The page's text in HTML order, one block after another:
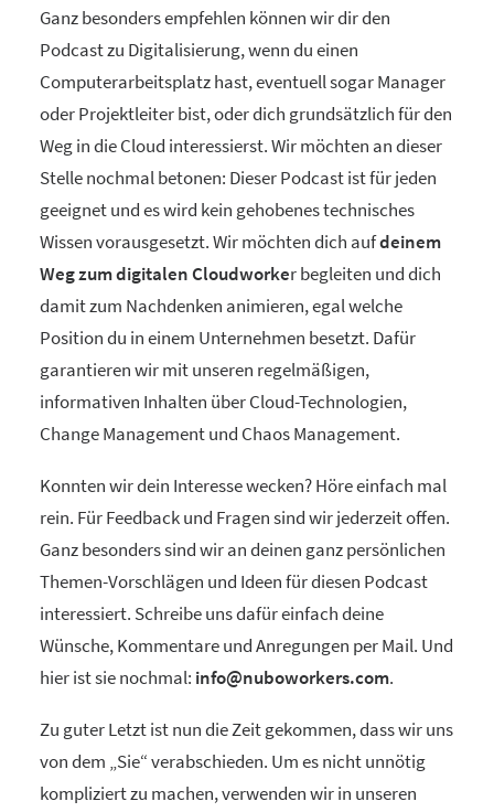
Ganz besonders empfehlen können wir dir den
Podcast zu Digitalisierung, wenn du einen
Computerarbeitsplatz hast, eventuell sogar Manager
oder Projektleiter bist, oder dich grundsätzlich für den
Weg in die Cloud interessierst. Wir möchten an dieser
Stelle nochmal betonen: Dieser Podcast ist für jeden
geeignet und es wird kein gehobenes technisches
Wissen vorausgesetzt. Wir möchten dich aufdeinem
Weg zum digitalen Cloudworker begleiten und dich
damit zum Nachdenken animieren, egal welche
Position du in einem Unternehmen besetzt. Dafür
garantieren wir mit unseren regelmäßigen,
informativen Inhalten über Cloud-Technologien,
Change Management und Chaos Management.
Konnten wir dein Interesse wecken? Höre einfach mal
rein. Für Feedback und Fragen sind wir jederzeit offen.
Ganz besonders sind wir an deinen ganz persönlichen
Themen-Vorschlägen und Ideen für diesen Podcast
interessiert. Schreibe uns dafür einfach deine
Wünsche, Kommentare und Anregungen per Mail. Und
hier ist sie nochmal: info@nuboworkers.com.
Zu guter Letzt ist nun die Zeit gekommen, dass wir uns
von dem „Sie“ verabschieden. Um es nicht unnötig
kompliziert zu machen, verwenden wir in unseren